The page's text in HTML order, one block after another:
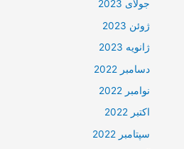
جولای 2023
ژوئن 2023
ژانویه 2023
دسامبر 2022
نوامبر 2022
اکتبر 2022
سپتامبر 2022